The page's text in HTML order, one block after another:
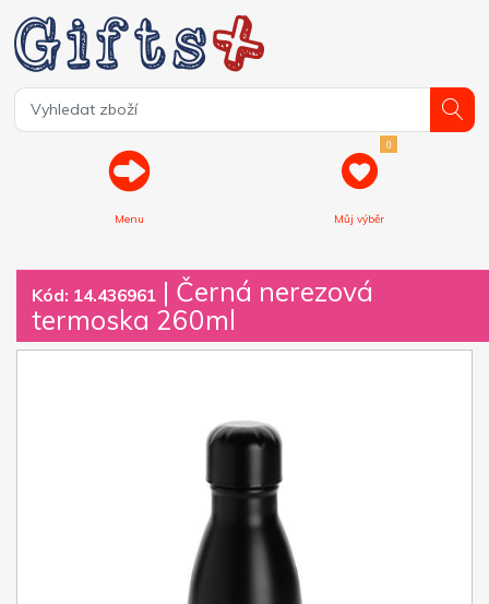
Menu
0
Můj výběr
Kód: 14.436961 | Černá nerezová
termoska 260ml